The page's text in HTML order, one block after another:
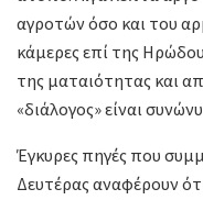
αγροτών όσο και του
κάμερες επί της
της ματαιότητας και
«διάλογος» είναι
Έγκυρες πηγές που
Δευτέρας αναφέρουν